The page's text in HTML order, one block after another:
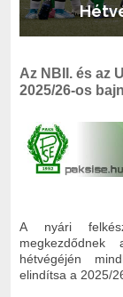
Az NBII. és az
2025/26-os
A nyári
hétvégéjén
elindítsa a 2025/